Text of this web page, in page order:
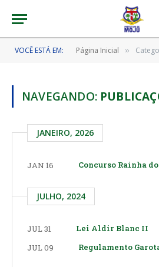
VOCÊ ESTÁ EM: Página Inicial »
NAVEGANDO:
JANEIRO, 2026
JAN 16 Concurso Rainha
JULHO, 2024
JUL 31
Lei Aldir Blanc II
JUL 09
Regulamento